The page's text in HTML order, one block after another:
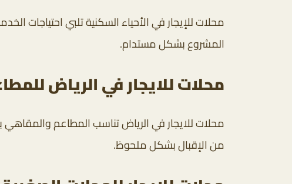
محلات للإيجار في الأحياء السكنية تلبي احتياجات
المشروع بشكل مستدام.
محلات للايجار في الرياض
محلات للايجار في الرياض تناسب المطاعم
من الإقبال بشكل ملحوظ.